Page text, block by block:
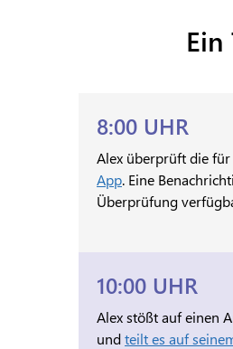
8:00 UHR
Alex überprüft die
App. Eine
Überprüfung
10:00 UHR
Alex stößt auf einen
undteilt es auf